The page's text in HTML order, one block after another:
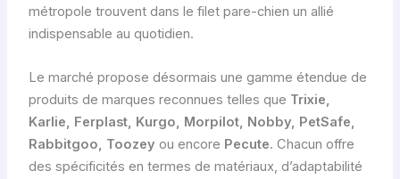
métropole trouvent dans le filet pare-chien un allié
indispensable au quotidien.
Le marché propose désormais une gamme étendue de
produits de marques reconnues telles que Trixie,
Karlie, Ferplast, Kurgo, Morpilot, Nobby, PetSafe,
Rabbitgoo, Toozey ou encore Pecute. Chacun offre
des spécificités en termes de matériaux, d’adaptabilité